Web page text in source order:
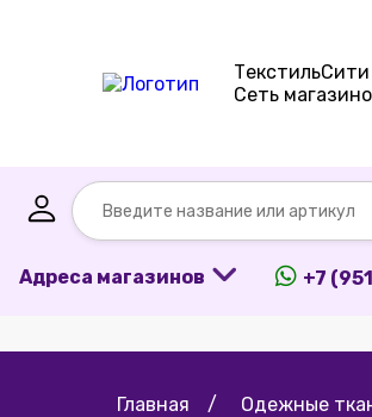
ТекстильСити
Сеть
Адреса магазинов +7
Главная / Одежные